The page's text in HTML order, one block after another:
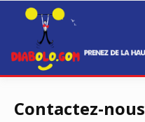
Passer
contenu
Contactez-nous